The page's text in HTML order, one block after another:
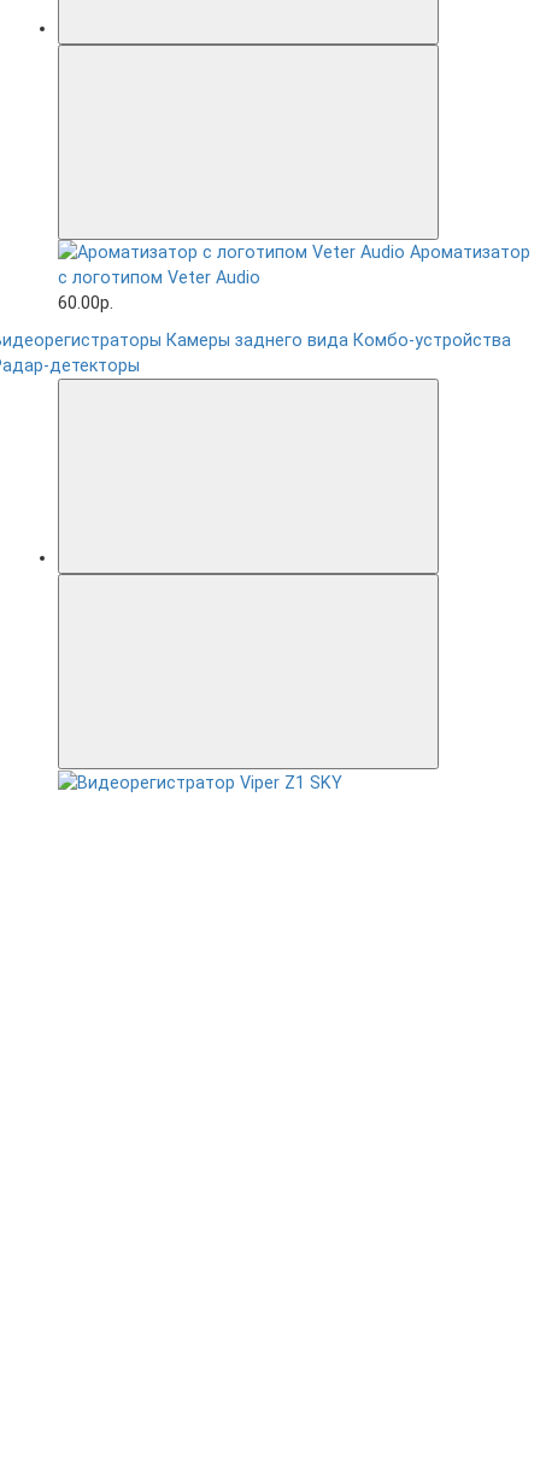
Ароматизатор
с логотипом Veter Audio
60.00р.
Камеры заднего вида Комбо-устройства
детекторы